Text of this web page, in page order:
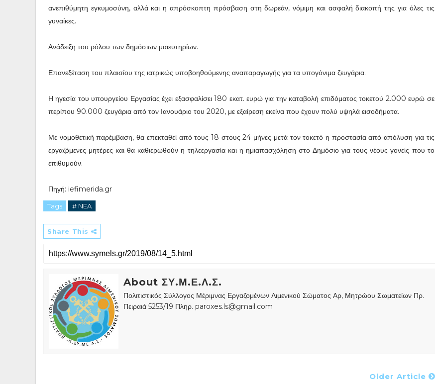
ανεπιθύμητη εγκυμοσύνη, αλλά και η απρόσκοπτη πρόσβαση στη δωρεάν, νόμιμη και ασφαλή διακοπή της για όλες τις
γυναίκες.
Ανάδειξη του ρόλου των δημόσιων μαιευτηρίων.
Επανεξέταση του πλαισίου της ιατρικώς υποβοηθούμενης αναπαραγωγής για τα υπογόνιμα ζευγάρια.
Η ηγεσία του υπουργείου Εργασίας έχει εξασφαλίσει 180 εκατ. ευρώ για την καταβολή επιδόματος τοκετού 2.000 ευρώ σε
περίπου 90.000 ζευγάρια από τον Ιανουάριο του 2020, με εξαίρεση εκείνα που έχουν πολύ υψηλά εισοδήματα.
Με νομοθετική παρέμβαση, θα επεκταθεί από τους 18 στους 24 μήνες μετά τον τοκετό η προστασία από απόλυση για τις
εργαζόμενες μητέρες και θα καθιερωθούν η τηλεεργασία και η ημιαπασχόληση στο Δημόσιο για τους νέους γονείς που το
επιθυμούν.
Πηγή: iefimerida.gr
Tags # NEA
Share This
About ΣΥ.Μ.Ε.Λ.Σ.
Πολιτιστικός Σύλλογος Μέριμνας Εργαζομένων Λιμενικού Σώματος Αρ, Μητρώου Σωματείων Πρ.
Πειραιά 5253/19 Πληρ. paroxes.ls@gmail.com
Older Article